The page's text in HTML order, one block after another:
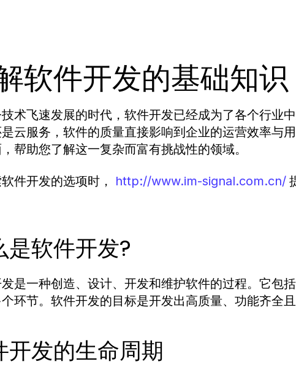
软件开发的基础知识
术飞速发展的时代，软件开发已经成为了各个行业
云服务，软件的质量直接影响到企业的运营效率与
帮助您了解这一复杂而富有挑战性的领域。
件开发的选项时，
http://www.im-signal.com.cn/
是软件开发?
是一种创造、设计、开发和维护软件的过程。它包
环节。软件开发的目标是开发出高质量、功能齐全
开发的生命周期